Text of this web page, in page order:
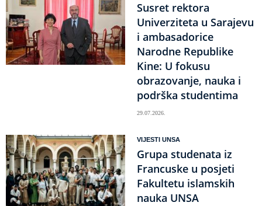
Susret rektora
Univerziteta u Sarajevu
i ambasadorice
Narodne Republike
Kine: U fokusu
obrazovanje, nauka i
podrška studentima
29.07.2026.
VIJESTI UNSA
Grupa studenata iz
Francuske u posjeti
Fakultetu islamskih
nauka UNSA